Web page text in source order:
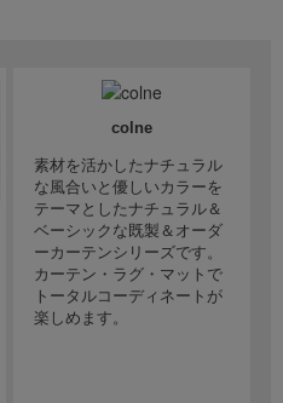
colne
素材を活かしたナチュラル
な風合いと優しいカラーを
テーマとしたナチュラル＆
ベーシックな既製＆オーダ
ーカーテンシリーズです。
カーテン・ラグ・マットで
トータルコーディネートが
楽しめます。